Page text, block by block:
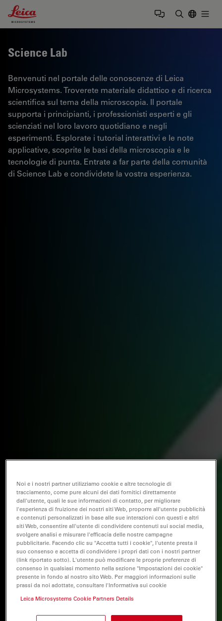
Leica Microsystems Logo
Science Lab
Benvenuti nel portale delle conoscenze di Leica
Microsystems. Troverete materiale didattico e di ricerca
scientifica sul tema della microscopia. Il portale
supporta i principianti, i professionisti esperti e gli
scienziati nel loro lavoro quotidiano e negli
esperimenti. Esplorate i tutorial interattivi e le note
applicative, scoprite le basi della microscopia e le
tecnologie di punta. Entrate a far parte della comunità
di Science Lab e condividete la vostra esperienza.
Noi e i nostri partner utilizziamo cookie e altre tecnologie di
tracciamento, come pure alcuni dei dati fornitici direttamente
dall'utente, quali le sue informazioni di contatto, per migliorare
l'esperienza di fruizione dei nostri siti Web, proporre all'utente pubblicità
e contenuti personalizzati in base alle sue interazioni con questi e altri
siti Web, consentire all'utente di condividere contenuti sui social media,
svolgere analisi e misurare l'efficacia delle nostre campagne
pubblicitarie. Facendo clic su "Accetta tutti i cookie", l'utente presta il
suo consenso e accetta di condividere i propri dati con i nostri partner
(link riportato sotto). L'utente può modificare le proprie preferenze di
consenso in qualsiasi momento nella sezione "Impostazioni dei cookie"
presente in fondo al nostro sito Web. Per maggiori informazioni sulle
prassi da noi adottate, consultare l'Informativa sui cookie
Leica Microsystems Cookie Partners Details